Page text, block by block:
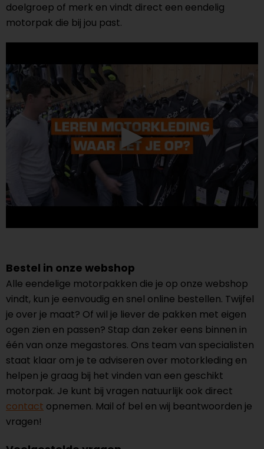
doelgroep of merk en vindt direct een eendelig
motorpak die bij jou past.
Bestel in onze webshop
Alle eendelige motorpakken die je op onze webshop
vindt, kun je eenvoudig en snel online bestellen. Twijfel
je over je maat? Of wil je liever de pakken met eigen
ogen zien en passen? Stap dan zeker eens binnen in
één van onze megastores. Ons team van specialisten
staat klaar om je te adviseren over motorkleding en
helpen je graag bij het vinden van een geschikt
motorpak. Je kunt bij vragen natuurlijk ook direct
contact opnemen. Mail of bel en wij beantwoorden je
vragen!